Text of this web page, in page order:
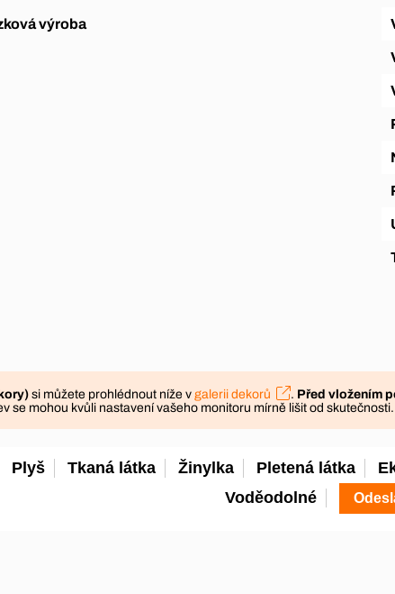
výroba
si můžete prohlédnout níže v galerii dekorů . Před vložením
se mohou kvůli nastavení vašeho monitoru mírně lišit od skutečnosti.